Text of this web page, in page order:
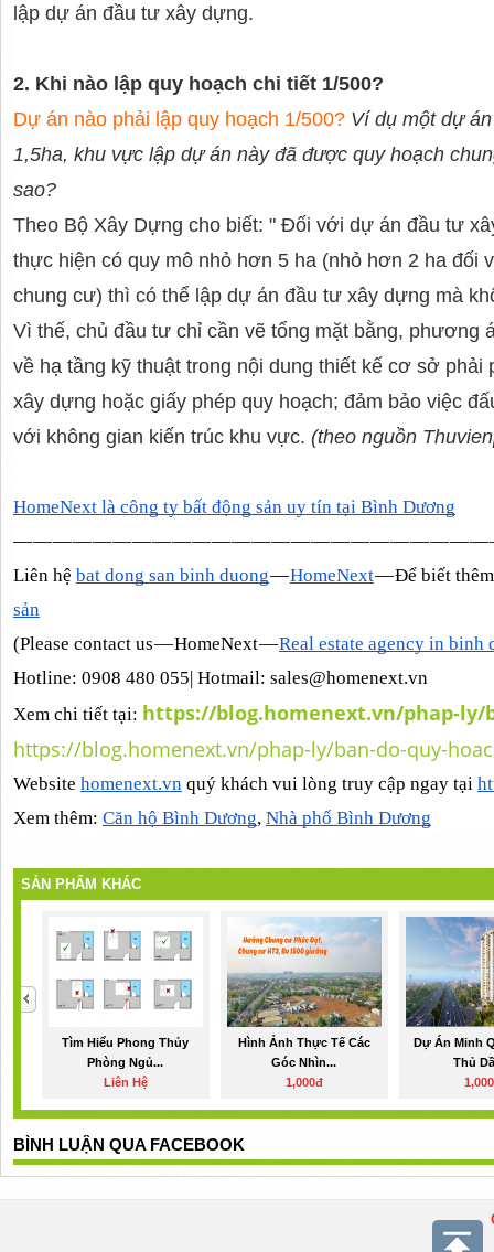
lập dự án đầu tư xây dựng.
2. Khi nào lập quy hoạch chi tiết 1/500?
Dự án nào phải lập quy hoạch 1/500? Ví dụ một dự
1,5ha, khu vực lập dự án này đã được quy hoạch
sao?
Theo Bộ Xây Dựng cho biết: " Đối với dự án đầu tư
thực hiện có quy mô nhỏ hơn 5 ha (nhỏ hơn 2 ha đối
chung cư) thì có thể lập dự án đầu tư xây dựng mà
Vì thế, chủ đầu tư chỉ cần vẽ tổng mặt bằng, phương
về hạ tầng kỹ thuật trong nội dung thiết kế cơ sở
xây dựng hoặc giấy phép quy hoạch; đảm bảo việc
với không gian kiến trúc khu vực. (theo nguồn
HomeNext là công ty bất động sản uy tín tại Bình Dương
— — — — — — — — — — — — — — — — — — — — — — —
Liên hệ bat dong san binh duong — HomeNext — Để biết
sản
(Please contact us — HomeNext — Real estate agency in binh
Hotline: 0908 480 055| Hotmail: sales@homenext.vn
Xem chi tiết tại: https://blog.homenext.vn/phap-ly/
https://blog.homenext.vn/phap-ly/ban-do-quy-
Website homenext.vn quý khách vui lòng truy cập ngay tại
Xem thêm: Căn hộ Bình Dương, Nhà phố Bình Dương
SẢN PHẨM KHÁC
Tìm Hiểu Phong Thủy
Phòng Ngủ...
Liên Hệ
Hình Ảnh Thực Tế Các
Góc Nhìn...
1,000đ
Dự Án Minh
Thủ
BÌNH LUẬN QUA FACEBOOK